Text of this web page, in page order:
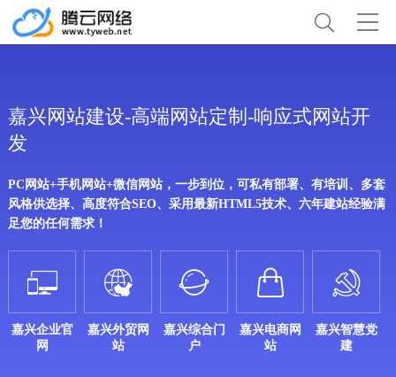
嘉兴网站建设-高端网站定制-响应式网站开
发
PC网站+手机网站+微信网站，一步到位，可私有部署、有培训、多套
风格供选择、高度符合SEO、采用最新HTML5技术、六年建站经验满
足您的任何需求！

嘉兴企业官
网

嘉兴外贸网
站

嘉兴综合门
户

嘉兴电商网
站

嘉兴智慧党
建